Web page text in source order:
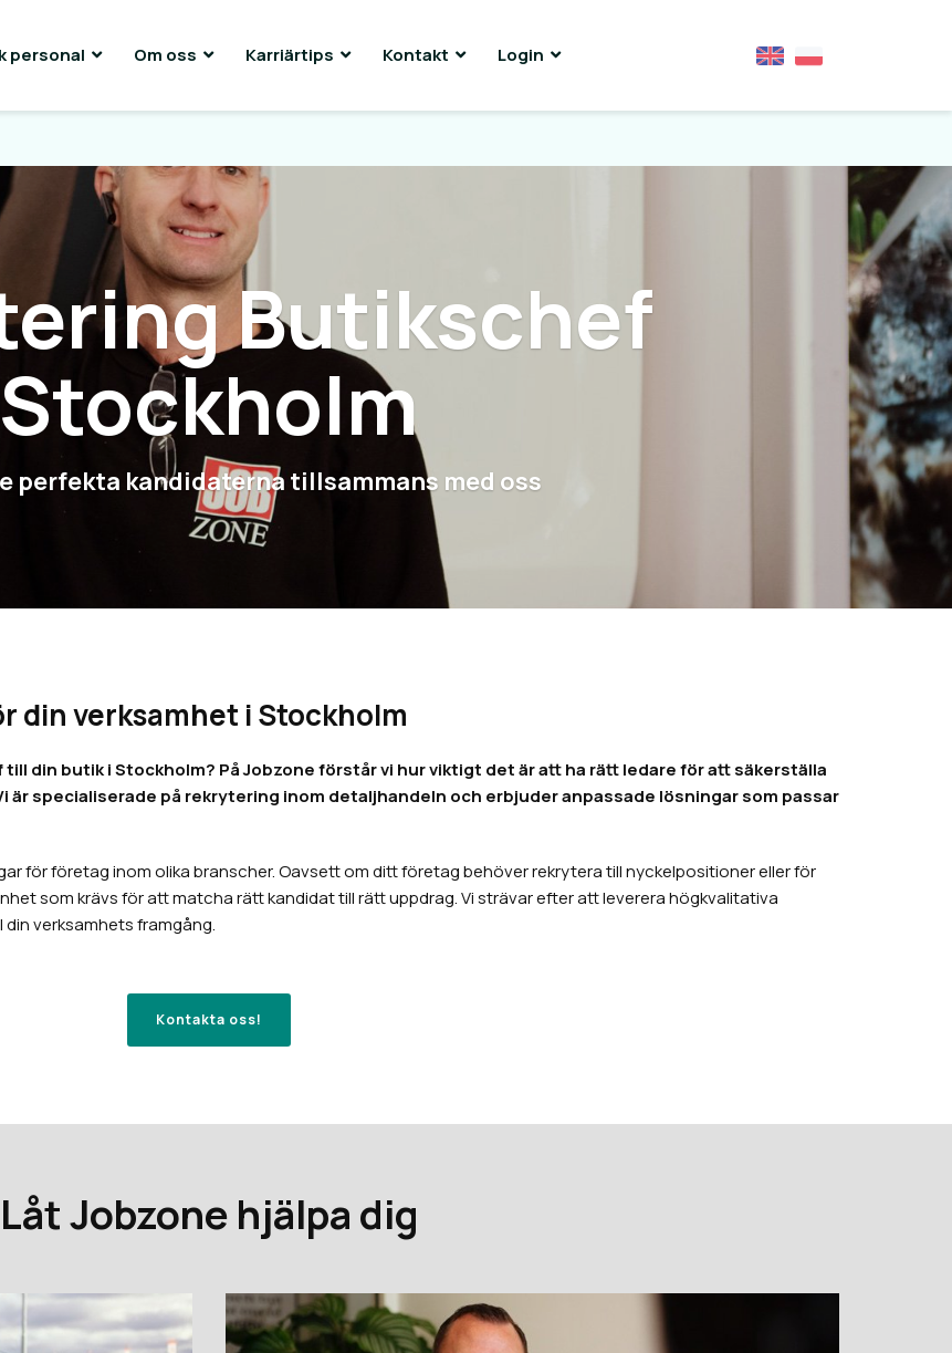
personal Om oss Karriärtips Kontakt Login
Butikschef
Stockholm
perfekta kandidaterna tillsammans med oss
din verksamhet i Stockholm
din butik i Stockholm? På Jobzone förstår vi hur viktigt det är att ha rätt ledare för att säkerställa
är specialiserade på rekrytering inom detaljhandeln och erbjuder anpassade lösningar som passar
för företag inom olika branscher. Oavsett om ditt företag behöver rekrytera till nyckelpositioner eller för
som krävs för att matcha rätt kandidat till rätt uppdrag. Vi strävar efter att leverera högkvalitativa
verksamhets framgång.
Kontakta oss!
Låt Jobzone hjälpa dig